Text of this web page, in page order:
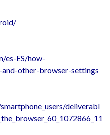
es-ES/how-
other-browser-settings
deliverabl